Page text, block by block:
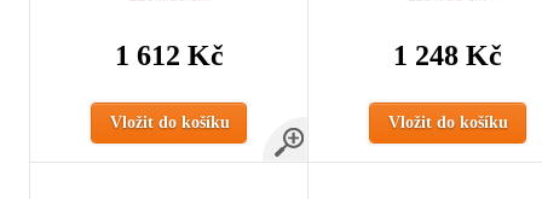
1 612 Kč
Vložit do košíku
1 248 Kč
Vložit do košíku